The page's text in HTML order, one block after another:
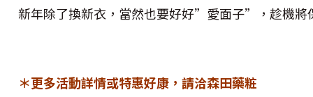
新年除了換新衣，當然也要好好”愛面子”，趁機將
＊更多活動詳情或特惠好康，請洽森田藥粧